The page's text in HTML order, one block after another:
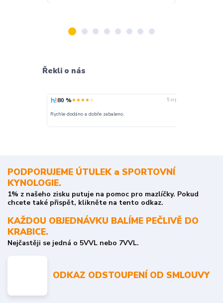
Řekli o nás
80 %★★★★☆ 5. srpna
Rychle dodáno a dobře zabaleno.
PODPORUJEME ÚTULEK a SPORTOVNÍ
KYNOLOGIE.
1% z našeho zisku putuje na pomoc pro mazlíčky. Pokud
chcete také přispět, klikněte na tento odkaz.
KAŽDOU OBJEDNÁVKU BALÍME PEČLIVĚ DO
KRABICE.
Nejčastěji se jedná o 5VVL nebo 7VVL.
ODKAZ ODSTOUPENÍ OD SMLOUVY